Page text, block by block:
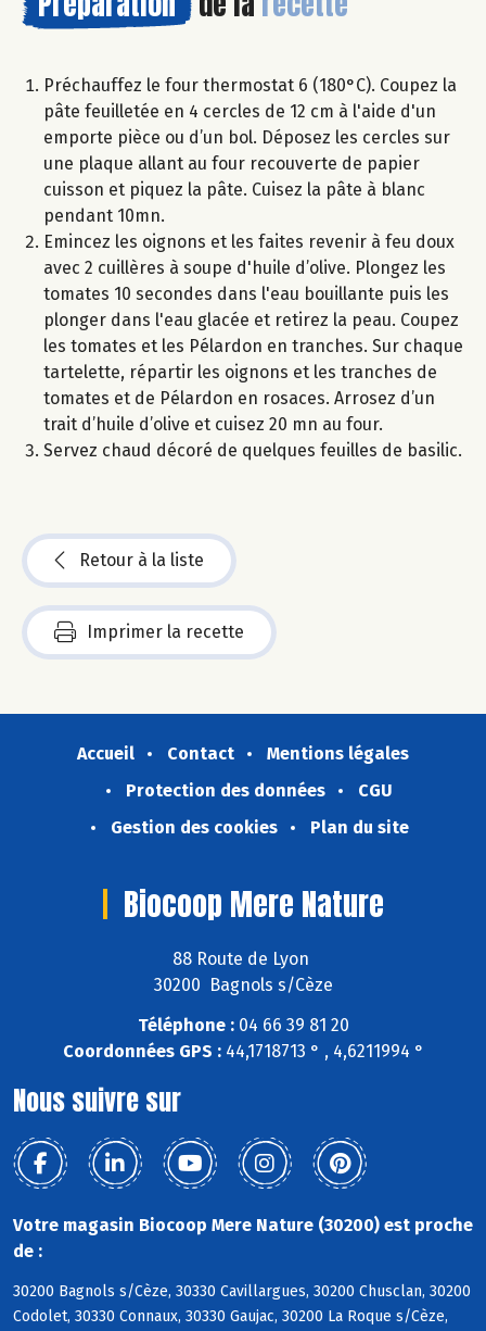
Préchauffez le four thermostat 6 (180°C). Coupez la
pâte feuilletée en 4 cercles de 12 cm à l'aide d'un
emporte pièce ou d’un bol. Déposez les cercles sur
une plaque allant au four recouverte de papier
cuisson et piquez la pâte. Cuisez la pâte à blanc
pendant 10mn.
Emincez les oignons et les faites revenir à feu doux
avec 2 cuillères à soupe d'huile d’olive. Plongez les
tomates 10 secondes dans l'eau bouillante puis les
plonger dans l'eau glacée et retirez la peau. Coupez
les tomates et les Pélardon en tranches. Sur chaque
tartelette, répartir les oignons et les tranches de
tomates et de Pélardon en rosaces. Arrosez d’un
trait d’huile d’olive et cuisez 20 mn au four.
Servez chaud décoré de quelques feuilles de basilic.
Retour à la liste
Imprimer la recette
Accueil Contact
Mentions légales
Protection des données
CGU
Gestion des cookies
Plan du site
Biocoop Mere Nature
88 Route de Lyon
30200 Bagnols s/Cèze
Téléphone :04 66 39 81 20
Coordonnées GPS :44,1718713 ° , 4,6211994 °
Nous suivre sur
Votre magasin Biocoop Mere Nature (30200) est proche
de :
30200 Bagnols s/Cèze, 30330 Cavillargues, 30200 Chusclan, 30200
Codolet, 30330 Connaux, 30330 Gaujac, 30200 La Roque s/Cèze,